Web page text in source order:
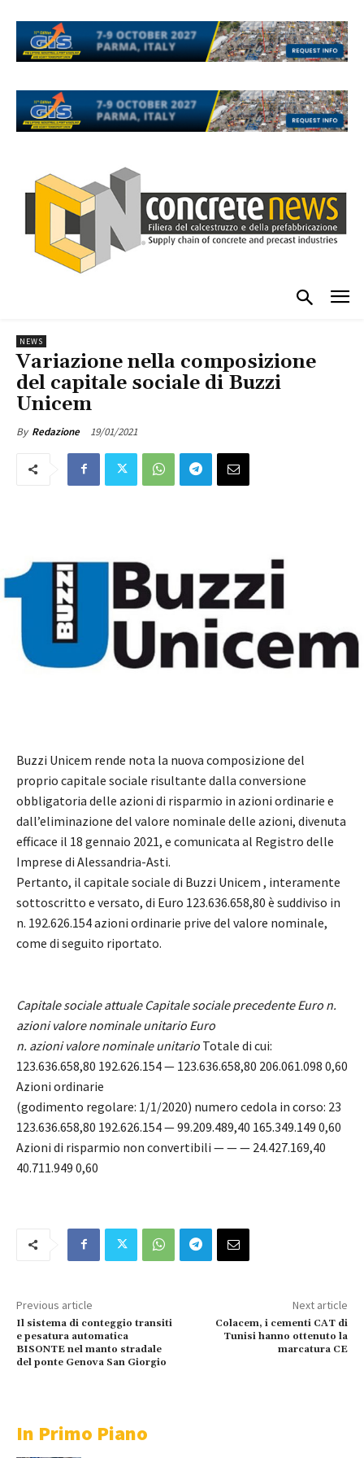
NEWS
Variazione nella composizione
del capitale sociale di Buzzi
Unicem
By Redazione 19/01/2021
Buzzi Unicem rende nota la nuova composizione del
proprio capitale sociale risultante dalla conversione
obbligatoria delle azioni di risparmio in azioni ordinarie e
dall’eliminazione del valore nominale delle azioni, divenuta
efficace il 18 gennaio 2021, e comunicata al Registro delle
Imprese di Alessandria-Asti.
Pertanto, il capitale sociale di Buzzi Unicem , interamente
sottoscritto e versato, di Euro 123.636.658,80 è suddiviso in
n. 192.626.154 azioni ordinarie prive del valore nominale,
come di seguito riportato.
Capitale sociale attuale Capitale sociale precedente Euro n.
azioni valore nominale unitario Euro
n. azioni valore nominale unitario Totale di cui:
123.636.658,80 192.626.154 — 123.636.658,80 206.061.098 0,60
Azioni ordinarie
(godimento regolare: 1/1/2020) numero cedola in corso: 23
123.636.658,80 192.626.154 — 99.209.489,40 165.349.149 0,60
Azioni di risparmio non convertibili — — — 24.427.169,40
40.711.949 0,60
Previous article
Il sistema di conteggio transiti
e pesatura automatica
BISONTE nel manto stradale
del ponte Genova San Giorgio
Next article
Colacem, i cementi CAT di
Tunisi hanno ottenuto la
marcatura CE
In Primo Piano